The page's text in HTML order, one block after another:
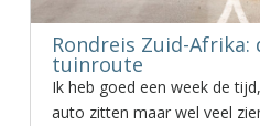
Rondreis Zuid-Afrika:
tuinroute
Ik heb goed een week de
auto zitten maar wel veel